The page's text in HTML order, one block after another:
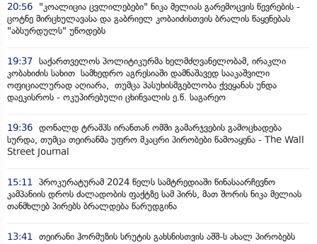
20:56
"კოალიცია ცვლილებები" ნიკა მელიას გარემოცვის წევრების -
ცოტნე მირცხულავასა და გაბრიელ კობაიძისთვის ბრალის წაყენებას
"აბსურდულს" უწოდებს
19:37 საქართველოს პოლიტიკურმა ხელმძღვანელობამ, ირაკლი
კობახიძის სახით სამხედრო აგრესიაში დამნაშავედ სააკაშვილი
ოფიციალურად აღიარა, თუმცა პასუხისმგებლობა ქვეყანას უნდა
დაეკისროს - ოკუპირებული ცხინვალის ე.წ. საგარეო
19:36 დონალდ ტრამპს ირანთან ომში გამარჯვების გამოცხადება
სურდა, თუმცა თეირანმა უფრო მკაცრი პირობები წამოაყენა - The Wall
Street Journal
15:11
პროკურატურამ 2024 წელს სამტრედიაში წინასაარჩევნო
კამპანიის დროს ძალადობის ფაქტზე სამ პირს, მათ შორის ნიკა მელიას
თანმხლებ პირებს ბრალდება წარუდგინა
13:41
თეირანი ჰორმუზის სრუტის გახსნისთვის აშშ-ს ახალ პირობებს